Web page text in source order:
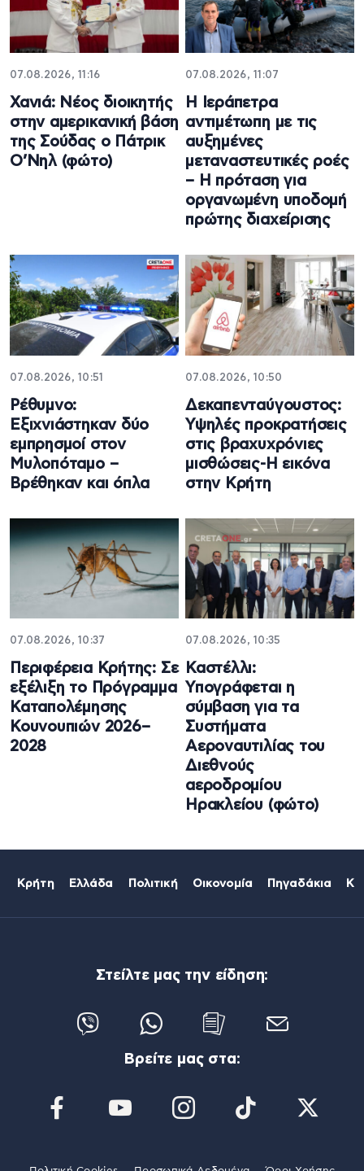
07.08.2026, 11:16
Χανιά: Νέος διοικητής
στην αμερικανική βάση
της Σούδας ο Πάτρικ
Ο’Νηλ (φώτο)
07.08.2026, 11:07
Η Ιεράπετρα
αντιμέτωπη με τις
αυξημένες
μεταναστευτικές ροές
– Η πρόταση για
οργανωμένη υποδομή
πρώτης διαχείρισης
07.08.2026, 10:51
Ρέθυμνο:
Εξιχνιάστηκαν δύο
εμπρησμοί στον
Μυλοπόταμο –
Βρέθηκαν και όπλα
07.08.2026, 10:50
Δεκαπενταύγουστος:
Υψηλές προκρατήσεις
στις βραχυχρόνιες
μισθώσεις-Η εικόνα
στην Κρήτη
07.08.2026, 10:37
Περιφέρεια Κρήτης: Σε
εξέλιξη το Πρόγραμμα
Καταπολέμησης
Κουνουπιών 2026–
2028
07.08.2026, 10:35
Καστέλλι:
Υπογράφεται η
σύμβαση για τα
Συστήματα
Αεροναυτιλίας του
Διεθνούς
αεροδρομίου
Ηρακλείου (φώτο)
Κρήτη Ελλάδα Πολιτική Οικονομία Πηγαδάκια
Στείλτε μας την είδηση:
Βρείτε μας στα: